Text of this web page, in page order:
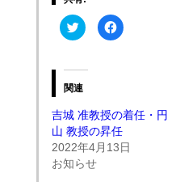
ク
リ
て
Twitter
で
有
(新
し
い
ウ
ィ
ン
Facebook
で
リ
ッ
ク
し
て
関連
吉城 准教授の着任・円
山 教授の昇任
2022年4月13日
お知らせ